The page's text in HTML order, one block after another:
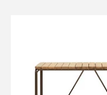
Salguer Барный
массива акации и